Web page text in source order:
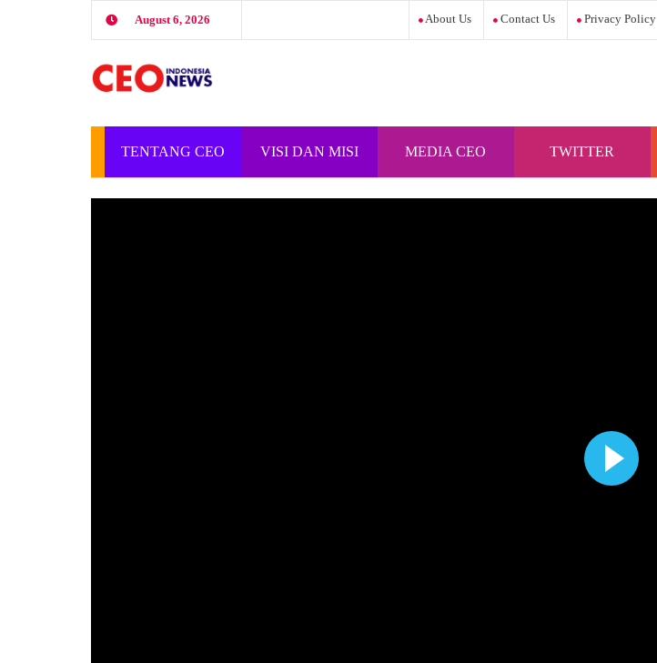
August 6, 2026 About Us Contact Us Privacy Policy
TENTANG CEO
INDONESIA
VISI DAN MISI
CEO INDONESIA
MEDIA CEO
INDONESIA
TWITTER